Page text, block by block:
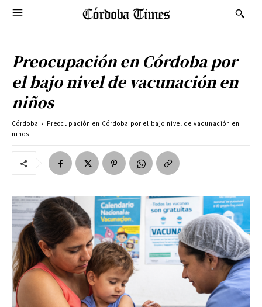
Preocupación en Córdoba por
el bajo nivel de vacunación en
niños
Córdoba
Preocupación en Córdoba por el bajo nivel de vacunación en
niños